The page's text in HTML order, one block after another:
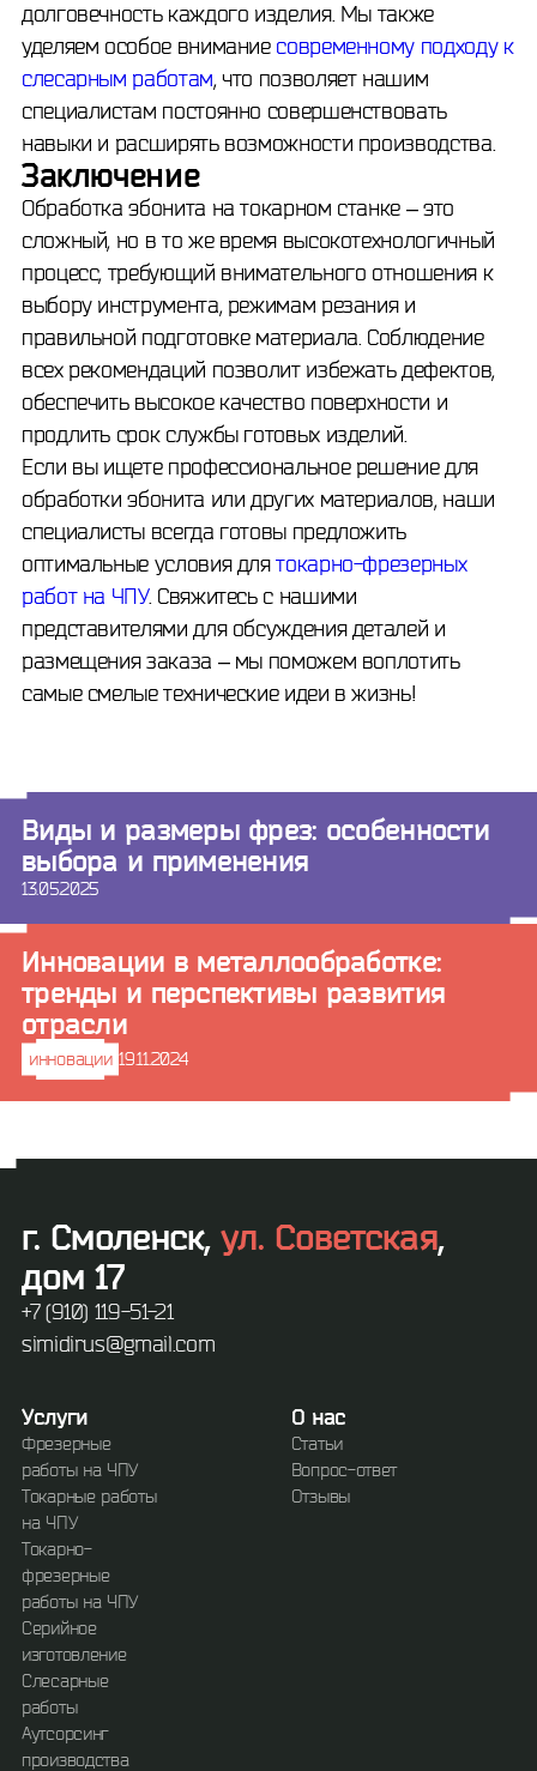
долговечность каждого изделия. Мы также
уделяем особое внимание современному подходу к
слесарным работам, что позволяет нашим
специалистам постоянно совершенствовать
навыки и расширять возможности производства.
Заключение
Обработка эбонита на токарном станке – это
сложный, но в то же время высокотехнологичный
процесс, требующий внимательного отношения к
выбору инструмента, режимам резания и
правильной подготовке материала. Соблюдение
всех рекомендаций позволит избежать дефектов,
обеспечить высокое качество поверхности и
продлить срок службы готовых изделий.
Если вы ищете профессиональное решение для
обработки эбонита или других материалов, наши
специалисты всегда готовы предложить
оптимальные условия длятокарно-фрезерных
работ на ЧПУ. Свяжитесь с нашими
представителями для обсуждения деталей и
размещения заказа – мы поможем воплотить
самые смелые технические идеи в жизнь!
Виды и размеры фрез: особенности
выбора и применения
13.05.2025
Инновации в металлообработке:
тренды и перспективы развития
отрасли
инновации 19.11.2024
г. Смоленск,ул. Советская,
дом 17
+7 (910) 119-51-21
simidirus@gmail.com
Услуги
Фрезерные
работы на ЧПУ
Токарные работы
на ЧПУ
Токарно-
фрезерные
работы на ЧПУ
Серийное
изготовление
Слесарные
работы
Аутсорсинг
производства
О нас
Статьи
Вопрос-ответ
Отзывы